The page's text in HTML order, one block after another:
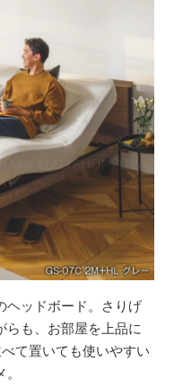
ヘッドボード。さりげ
らも、お部屋を上品に
て置いても使いやすい